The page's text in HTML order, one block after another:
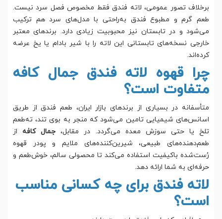
برخلاف تصور عمومی، لاته فندق فقط مخصوص فصل سرد نیست.
طعم گرم و مطبوع فندق به‌راحتی با مدل‌های سرد هم ترکیب
می‌شود و در تابستان نیز محبوبیت زیادی دارد. برندهای معتبر
خارجی نسخه‌های تابستانی این لاته را با شیر بادام یا یخ عرضه
کرده‌اند.
چرا قهوه لاته فندق جمال کافه
متفاوت است؟
متأسفانه در بسیاری از برندهای بازار ایران، طعم فندق از طریق
اسانس‌های شیمیایی تامین می‌شود که منجر به بوی تند، ته‌طعم
تلخ یا حتی سوزش معده می‌گردد. در مقابل، جمال کافه از
طعم‌دهنده‌های طبیعی، شیرین‌کننده‌های ملایم و پودر قهوه
رُست‌شده باکیفیت استفاده می‌کند تا محصولی سالم، خوش‌طعم و
حرفه‌ای به شما ارائه دهد.
لاته فندق برای چه کسانی مناسب
است؟